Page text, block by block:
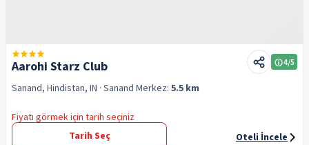
Aarohi Starz Club 4/5
Sanand, Hindistan, IN · Sanand Merkez: 5.5 km
Fiyatı görmek için tarih seçiniz
Tarih Seç
Oteli İncele